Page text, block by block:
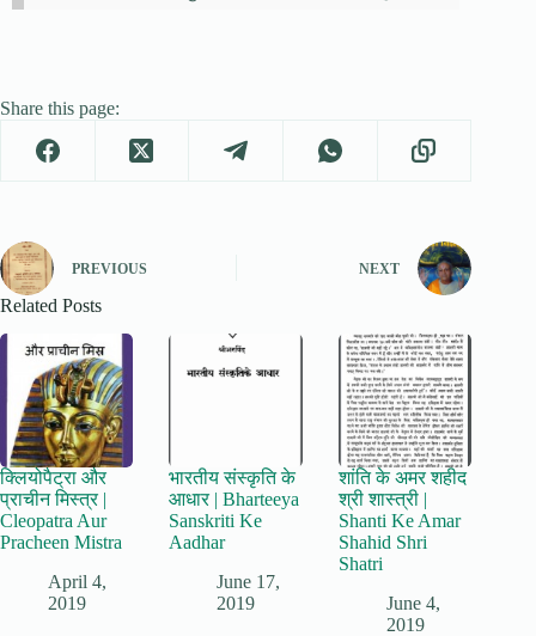
Share this page:
PREVIOUS NEXT
Related Posts
क्लियोपैट्रा और
प्राचीन मिस्त्र |
Cleopatra Aur
Pracheen Mistra
April 4,
2019
भारतीय संस्कृति के
आधार | Bharteeya
Sanskriti Ke
Aadhar
June 17,
2019
शांति के अमर शहीद
श्री शास्त्री |
Shanti Ke Amar
Shahid Shri
Shatri
June 4,
2019